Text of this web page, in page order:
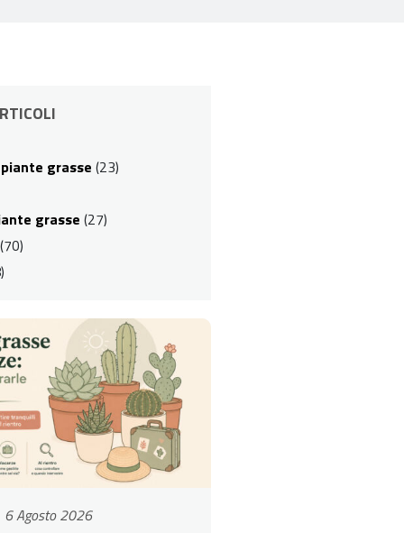
grasse (23)
grasse (27)
(70)
6 Agosto 2026